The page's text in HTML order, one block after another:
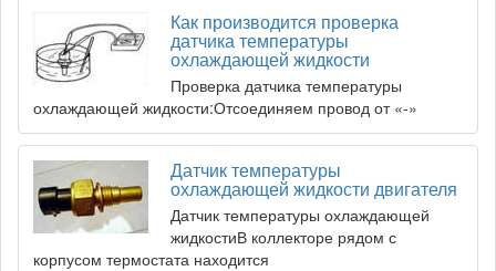
Как производится проверка
датчика температуры
охлаждающей жидкости
Проверка датчика температуры
охлаждающей жидкости:Отсоединяем провод от «-»
Датчик температуры
охлаждающей жидкости двигателя
Датчик температуры охлаждающей
жидкостиВ коллекторе рядом с
корпусом термостата находится